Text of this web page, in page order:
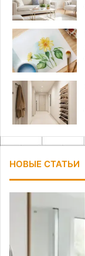
НОВЫЕ СТАТЬИ